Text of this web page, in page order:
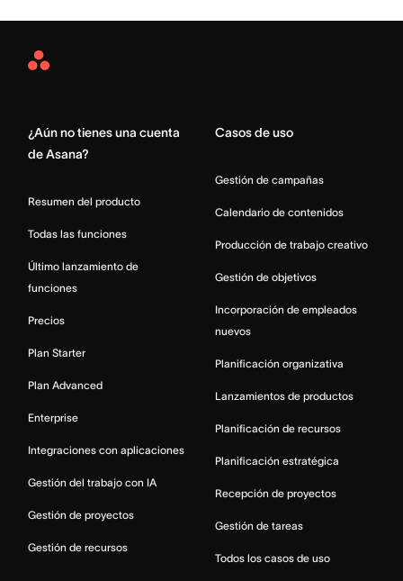
Asana
¿Aún no tienes una cuenta
de Asana?
Resumen del producto
Todas las funciones
Último lanzamiento de
funciones
Precios
Plan Starter
Plan Advanced
Enterprise
Integraciones con aplicaciones
Gestión del trabajo con IA
Gestión de proyectos
Gestión de recursos
Casos de uso
Gestión de campañas
Calendario de contenidos
Producción de trabajo creativo
Gestión de objetivos
Incorporación de empleados
nuevos
Planificación organizativa
Lanzamientos de productos
Planificación de recursos
Planificación estratégica
Recepción de proyectos
Gestión de tareas
Todos los casos de uso